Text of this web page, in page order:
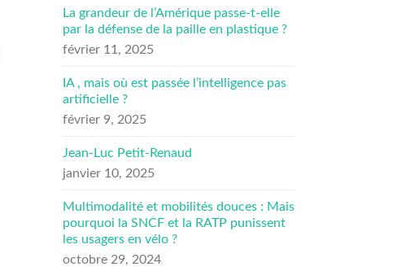
La grandeur de l’Amérique passe-t-elle
par la défense de la paille en plastique ?
février 11, 2025
IA , mais où est passée l’intelligence pas
artificielle ?
février 9, 2025
Jean-Luc Petit-Renaud
janvier 10, 2025
Multimodalité et mobilités douces : Mais
pourquoi la SNCF et la RATP punissent
les usagers en vélo ?
octobre 29, 2024